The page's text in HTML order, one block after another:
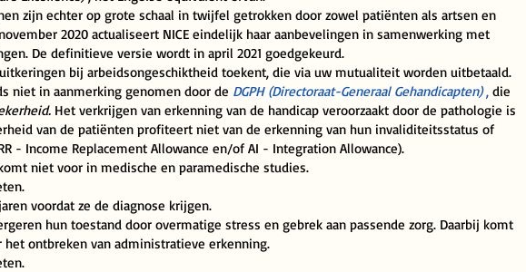
zijn echter op grote schaal in twijfel getrokken door zowel patiënten als artsen en
2020 actualiseert NICE eindelijk haar aanbevelingen in samenwerking met
De definitieve versie wordt in april 2021 goedgekeurd.
bij arbeidsongeschiktheid toekent, die via uw mutualiteit worden uitbetaald.
niet in aanmerking genomen door de DGPH (Directoraat-Generaal Gehandicapten) , die
Het verkrijgen van erkenning van de handicap veroorzaakt door de pathologie is
van de patiënten profiteert niet van de erkenning van hun invaliditeitsstatus of
- Income Replacement Allowance en/of AI - Integration Allowance).
niet voor in medische en paramedische studies.
voordat ze de diagnose krijgen.
hun toestand door overmatige stress en gebrek aan passende zorg. Daarbij komt
ontbreken van administratieve erkenning.